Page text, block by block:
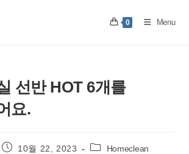
0 Menu
선반 HOT 6개를
요.
Post 10월 22, 2023
Post
Homeclean